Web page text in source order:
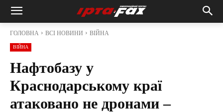
ГОЛОВНА ВСІ НОВИНИ ВІЙНА
ВІЙНА
Нафтобазу у
Краснодарському краї
атаковано не дронами –